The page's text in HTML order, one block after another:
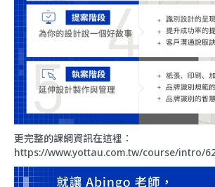
更完整的課綱資訊在這裡：
https://www.yottau.com.tw/course/intro/